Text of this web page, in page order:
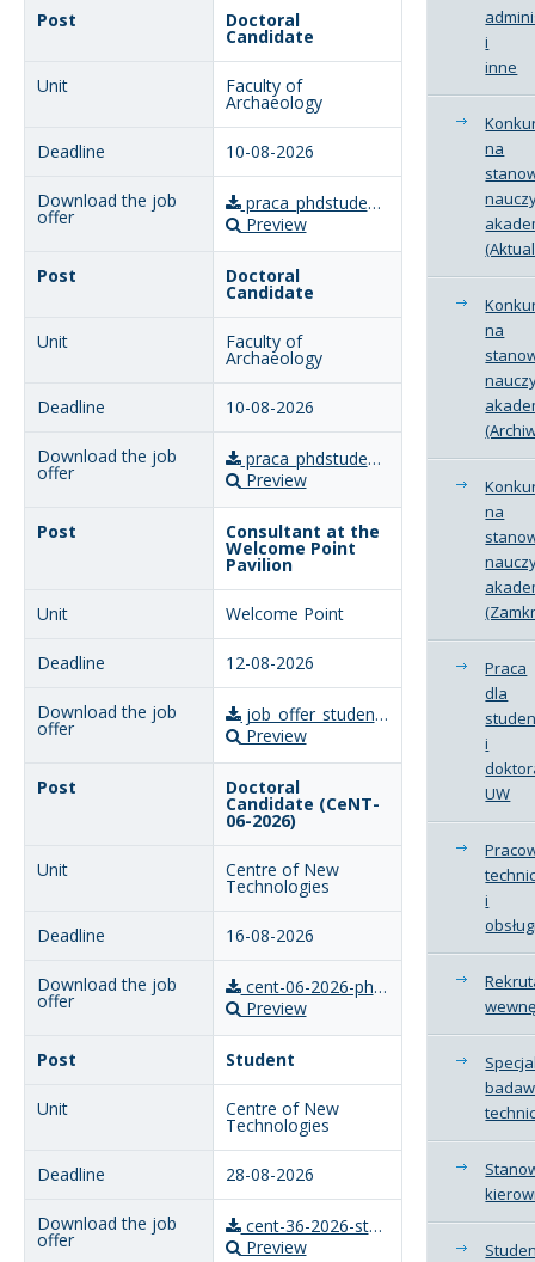
Doctoral
Candidate
Faculty of
Archaeology
10-08-2026
praca_phdstudent_archeologia_10_sierpien_DOP.pdf
Preview
Doctoral
Candidate
Faculty of
Archaeology
10-08-2026
praca_phdstudent2_archeologia_10_sierpien_DOP.pdf
Preview
Consultant at the
Welcome Point
Pavilion
Welcome Point
12-08-2026
job_offer_student_welcome-point-uw_up-to-12th-august-2026_DOP.pdf
Preview
Doctoral
Candidate (CeNT-
06-2026)
Centre of New
Technologies
16-08-2026
cent-06-2026-phd-student-opus-29-f.bruno-da-silva_eng.pdf
Preview
Student
Centre of New
Technologies
28-08-2026
cent-36-2026-student-first-team-gawel-en.docx-2_DOP.pdf
Preview
i
inne
na
na
na
Praca
dla
i
UW
i